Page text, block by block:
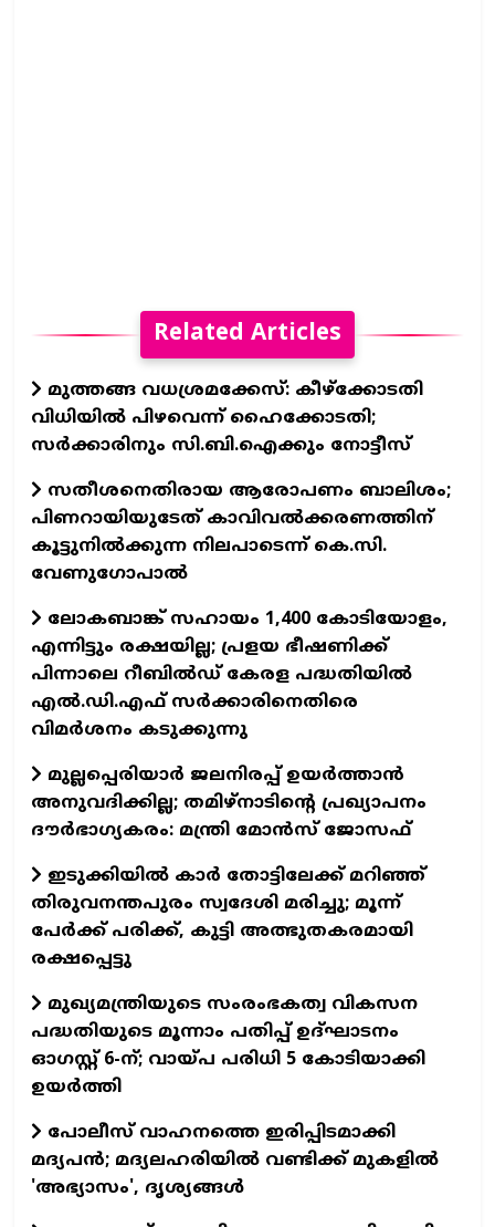
Related Articles
മുത്തങ്ങ വധശ്രമക്കേസ്: കീഴ്‌ക്കോടതി
വിധിയിൽ പിഴവെന്ന് ഹൈക്കോടതി;
സർക്കാരിനും സി.ബി.ഐക്കും നോട്ടീസ്
സതീശനെതിരായ ആരോപണം ബാലിശം;
പിണറായിയുടേത് കാവിവൽക്കരണത്തിന്
കൂട്ടുനിൽക്കുന്ന നിലപാടെന്ന് കെ.സി.
വേണുഗോപാൽ
ലോകബാങ്ക് സഹായം 1,400 കോടിയോളം,
എന്നിട്ടും രക്ഷയില്ല; പ്രളയ ഭീഷണിക്ക്
പിന്നാലെ റീബിൽഡ് കേരള പദ്ധതിയിൽ
എൽ.ഡി.എഫ് സർക്കാരിനെതിരെ
വിമർശനം കടുക്കുന്നു
മുല്ലപ്പെരിയാർ ജലനിരപ്പ് ഉയർത്താൻ
അനുവദിക്കില്ല; തമിഴ്‌നാടിന്റെ പ്രഖ്യാപനം
ദൗർഭാഗ്യകരം: മന്ത്രി മോൻസ് ജോസഫ്
ഇടുക്കിയിൽ കാർ തോട്ടിലേക്ക് മറിഞ്ഞ്
തിരുവനന്തപുരം സ്വദേശി മരിച്ചു; മൂന്ന്
പേർക്ക് പരിക്ക്, കുട്ടി അത്ഭുതകരമായി
രക്ഷപ്പെട്ടു
മുഖ്യമന്ത്രിയുടെ സംരംഭകത്വ വികസന
പദ്ധതിയുടെ മൂന്നാം പതിപ്പ് ഉദ്ഘാടനം
ഓഗസ്റ്റ് 6-ന്; വായ്പ പരിധി 5 കോടിയാക്കി
ഉയർത്തി
പോലീസ് വാഹനത്തെ ഇരിപ്പിടമാക്കി
മദ്യപന്‍; മദ്യലഹരിയില്‍ വണ്ടിക്ക് മുകളില്‍
'അഭ്യാസം', ദൃശ്യങ്ങള്‍